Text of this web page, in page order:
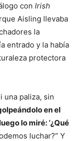
con Irish
Aisling llevaba
la
entrado y la había
protectora
una paliza, sin
en el
lo miré: ‘¿Qué
luchar?” Y